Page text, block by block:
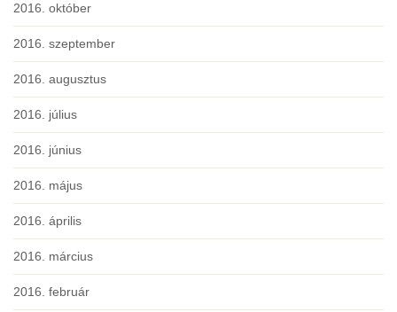
2016. október
2016. szeptember
2016. augusztus
2016. július
2016. június
2016. május
2016. április
2016. március
2016. február